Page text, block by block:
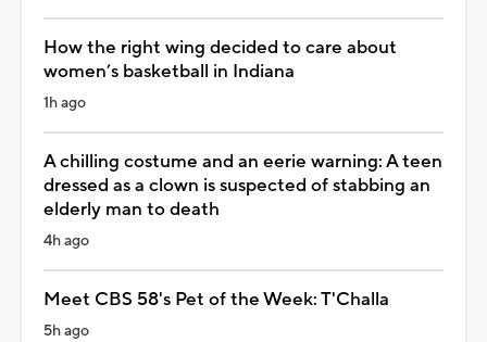
How the right wing decided to care about
women’s basketball in Indiana
1h ago
A chilling costume and an eerie warning: A teen
dressed as a clown is suspected of stabbing an
elderly man to death
4h ago
Meet CBS 58's Pet of the Week: T'Challa
5h ago